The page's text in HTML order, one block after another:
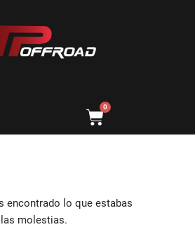
0
encontrado lo que estabas
molestias.